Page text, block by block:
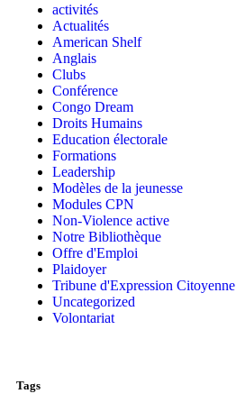
activités
Actualités
American Shelf
Anglais
Clubs
Conférence
Congo Dream
Droits Humains
Education électorale
Formations
Leadership
Modèles de la jeunesse
Modules CPN
Non-Violence active
Notre Bibliothèque
Offre d'Emploi
Plaidoyer
Tribune d'Expression Citoyenne
Uncategorized
Volontariat
Tags